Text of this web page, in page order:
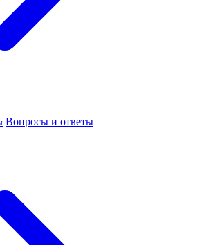
Вопросы и ответы